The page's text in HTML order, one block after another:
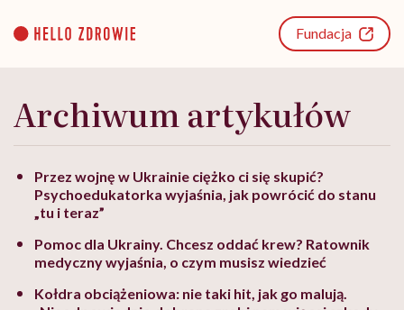
content
Fundacja
Archiwum artykułów
Przez wojnę w Ukrainie ciężko ci się skupić?
Psychoedukatorka wyjaśnia, jak powrócić do stanu
„tu i teraz”
Pomoc dla Ukrainy. Chcesz oddać krew? Ratownik
medyczny wyjaśnia, o czym musisz wiedzieć
Kołdra obciążeniowa: nie taki hit, jak go malują.